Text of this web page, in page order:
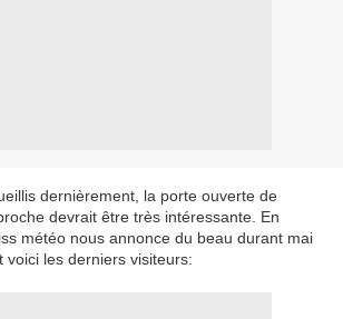
dernièrement, la porte ouverte de
devrait être très intéressante. En
météo nous annonce du beau durant mai
voici les derniers visiteurs: